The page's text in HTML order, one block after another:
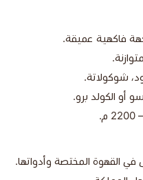
فاكهية عميقة.
شوكولاتة.
أو الكولد برو.
القهوة المختصة وأدواتها.